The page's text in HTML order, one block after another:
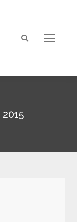
Search:
2015